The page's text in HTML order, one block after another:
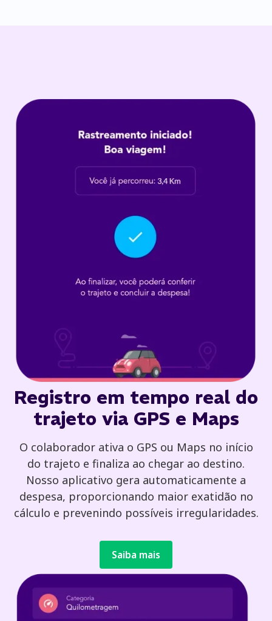
Registro em tempo real do
trajeto via GPS e Maps
O colaborador ativa o GPS ou Maps no início
do trajeto e finaliza ao chegar ao destino.
Nosso aplicativo gera automaticamente a
despesa, proporcionando maior exatidão no
cálculo e prevenindo possíveis irregularidades.
Saiba mais